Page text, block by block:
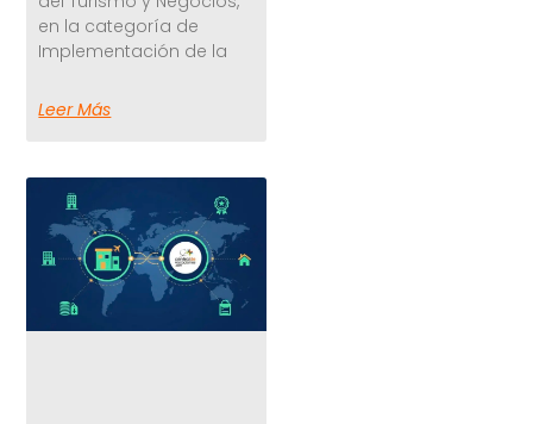
en la categoría de
Implementación de la
Leer Más